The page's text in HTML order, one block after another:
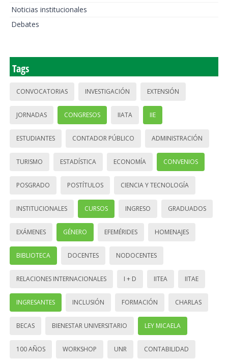
Noticias institucionales
Debates
Tags
CONVOCATORIAS INVESTIGACIÓN EXTENSIÓN
JORNADAS CONGRESOS IIATA IIE
ESTUDIANTES CONTADOR PÚBLICO ADMINISTRACIÓN
TURISMO ESTADÍSTICA ECONOMÍA CONVENIOS
POSGRADO POSTÍTULOS CIENCIA Y TECNOLOGÍA
INSTITUCIONALES CURSOS INGRESO GRADUADOS
EXÁMENES GÉNERO EFEMÉRIDES HOMENAJES
BIBLIOTECA DOCENTES NODOCENTES
RELACIONES INTERNACIONALES I + D IITEA IITAE
INGRESANTES INCLUSIÓN FORMACIÓN CHARLAS
BECAS BIENESTAR UNIVERSITARIO LEY MICAELA
100 AÑOS WORKSHOP UNR CONTABILIDAD